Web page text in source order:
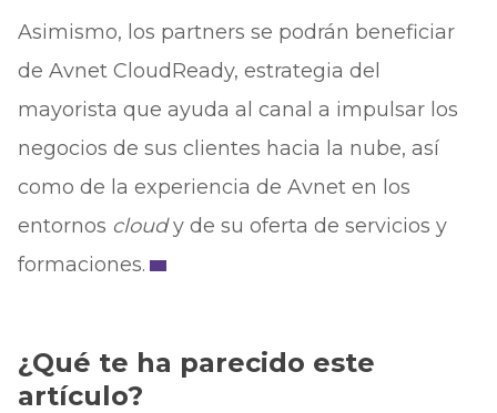
Asimismo, los partners se podrán beneficiar
de Avnet CloudReady, estrategia del
mayorista que ayuda al canal a impulsar los
negocios de sus clientes hacia la nube, así
como de la experiencia de Avnet en los
entornos cloudy de su oferta de servicios y
formaciones.
¿Qué te ha parecido este
artículo?